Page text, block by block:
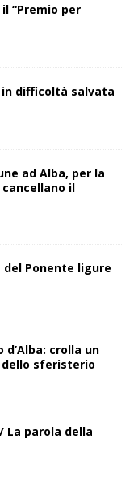
“Premio per
difficoltà salvata
ad Alba, per la
il
del Ponente ligure
crolla un
dello sferisterio
La parola della